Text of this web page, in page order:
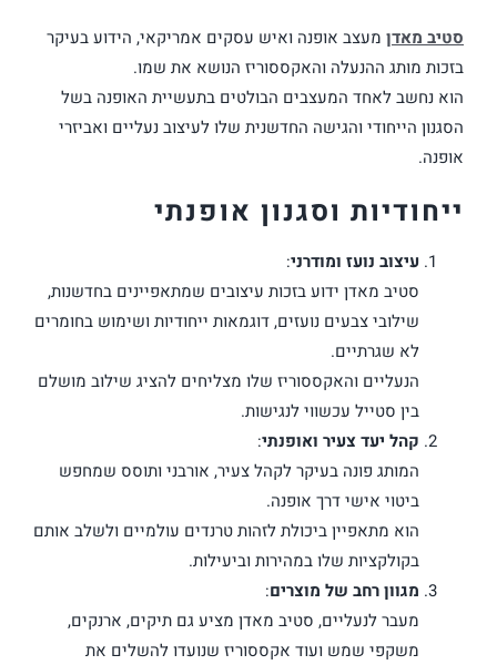
סטיב מאדןמעצב אופנה ואיש עסקים אמריקאי, הידוע בעיקר
בזכות מותג ההנעלה והאקססוריז הנושא את שמו.
הוא נחשב לאחד המעצבים הבולטים בתעשיית האופנה בשל
הסגנון הייחודי והגישה החדשנית שלו לעיצוב נעליים ואביזרי
אופנה.
ייחודיות וסגנון אופנתי
עיצוב נועז ומודרני:
סטיב מאדן ידוע בזכות עיצובים שמתאפיינים בחדשנות,
שילובי צבעים נועזים, דוגמאות ייחודיות ושימוש בחומרים
לא שגרתיים.
הנעליים והאקססוריז שלו מצליחים להציג שילוב מושלם
בין סטייל עכשווי לנגישות.
קהל יעד צעיר ואופנתי:
המותג פונה בעיקר לקהל צעיר, אורבני ותוסס שמחפש
ביטוי אישי דרך אופנה.
הוא מתאפיין ביכולת לזהות טרנדים עולמיים ולשלב אותם
בקולקציות שלו במהירות וביעילות.
מגוון רחב של מוצרים:
מעבר לנעליים, סטיב מאדן מציע גם תיקים, ארנקים,
משקפי שמש ועוד אקססוריז שנועדו להשלים את